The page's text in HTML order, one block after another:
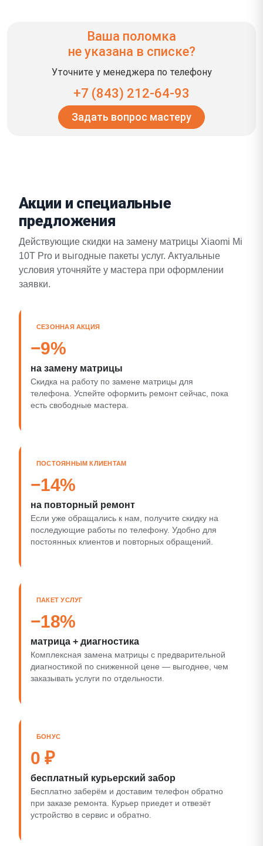
Ваша поломка
не указана в списке?
Уточните у менеджера по телефону
+7 (843) 212-64-93
Задать вопрос мастеру
Акции и специальные
предложения
Действующие скидки на замену матрицы Xiaomi Mi
10T Pro и выгодные пакеты услуг. Актуальные
условия уточняйте у мастера при оформлении
заявки.
СЕЗОННАЯ АКЦИЯ
−9%
на замену матрицы
Скидка на работу по замене матрицы для
телефона. Успейте оформить ремонт сейчас, пока
есть свободные мастера.
ПОСТОЯННЫМ КЛИЕНТАМ
−14%
на повторный ремонт
Если уже обращались к нам, получите скидку на
последующие работы по телефону. Удобно для
постоянных клиентов и повторных обращений.
ПАКЕТ УСЛУГ
−18%
матрица + диагностика
Комплексная замена матрицы с предварительной
диагностикой по сниженной цене — выгоднее, чем
заказывать услуги по отдельности.
БОНУС
0 ₽
бесплатный курьерский забор
Бесплатно заберём и доставим телефон обратно
при заказе ремонта. Курьер приедет и отвезёт
устройство в сервис и обратно.